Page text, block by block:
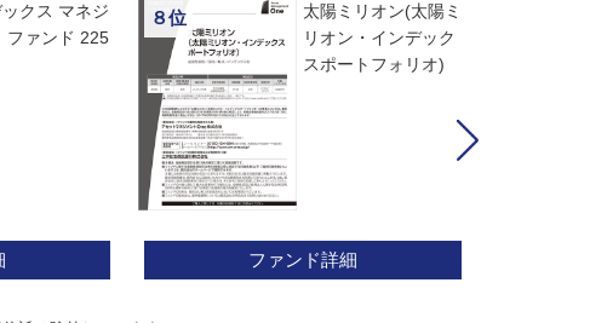
クス マネジ
ファンド 225
８位
太陽ミリオン(太陽ミ
リオン・インデック
スポートフォリオ)
ファンド詳細